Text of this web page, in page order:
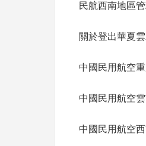
民航西南地區
關於登出華夏
中國民用航空
中國民用航空
中國民用航空